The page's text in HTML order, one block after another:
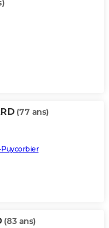
(77 ans)
(83 ans)